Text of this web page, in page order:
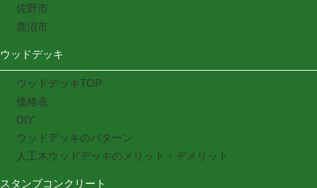
佐野市
鹿沼市
ウッドデッキ
ウッドデッキTOP
価格表
DIY
ウッドデッキのパターン
人工木ウッドデッキのメリット・デメリット
スタンプコンクリート